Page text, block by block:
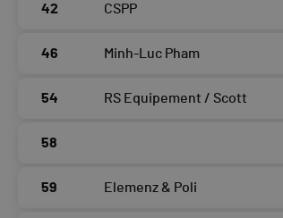
42 CSPP
46 Minh-Luc Pham
54 RS Equipement / Scott
58
59 Elemenz & Poli